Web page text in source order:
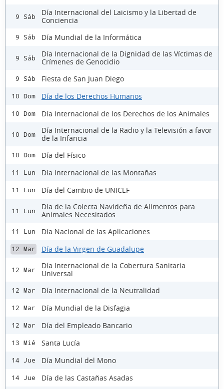
9 Sáb
Día Internacional del Laicismo y la Libertad de
Conciencia
9 Sáb Día Mundial de la Informática
9 Sáb
Día Internacional de la Dignidad de las Víctimas de
Crímenes de Genocidio
9 Sáb Fiesta de San Juan Diego
10 Dom Día de los Derechos Humanos
10 Dom Día Internacional de los Derechos de los Animales
10 Dom
Día Internacional de la Radio y la Televisión a favor
de la Infancia
10 Dom Día del Físico
11 Lun Día Internacional de las Montañas
11 Lun Día del Cambio de UNICEF
11 Lun
Día de la Colecta Navideña de Alimentos para
Animales Necesitados
11 Lun Día Nacional de las Aplicaciones
12 Mar Día de la Virgen de Guadalupe
12 Mar
Día Internacional de la Cobertura Sanitaria
Universal
12 Mar Día Internacional de la Neutralidad
12 Mar Día Mundial de la Disfagia
12 Mar Día del Empleado Bancario
13 Mié Santa Lucía
14 Jue Día Mundial del Mono
14 Jue Día de las Castañas Asadas